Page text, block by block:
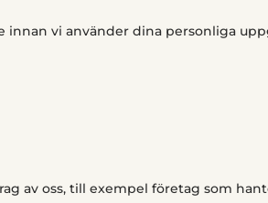
vi använder dina personliga
av oss, till exempel företag som